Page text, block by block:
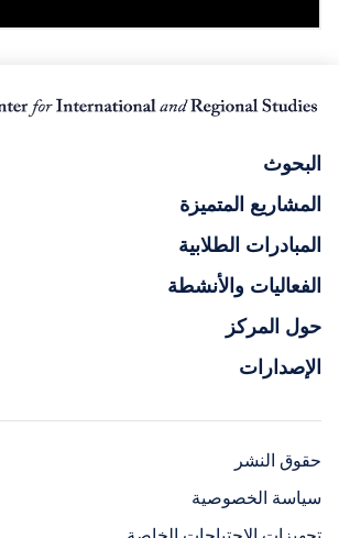
البحوث
المشاريع المتميزة
المبادرات الطلابية
الفعاليات والأنشطة
حول المركز
الإصدارات
حقوق النشر
سياسة الخصوصية